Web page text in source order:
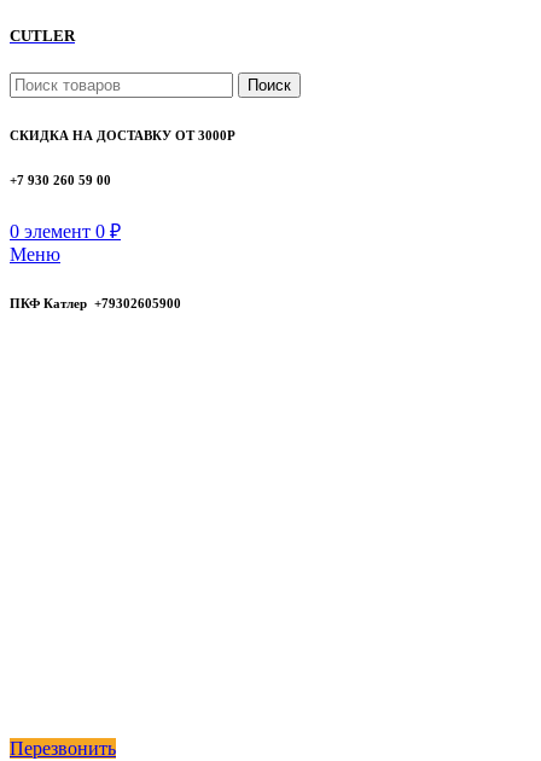
CUTLER
Поиск
СКИДКА НА ДОСТАВКУ ОТ 3000Р
+7 930 260 59 00
0 элемент 0 ₽
Меню
ПКФ Катлер +79302605900
Перезвонить